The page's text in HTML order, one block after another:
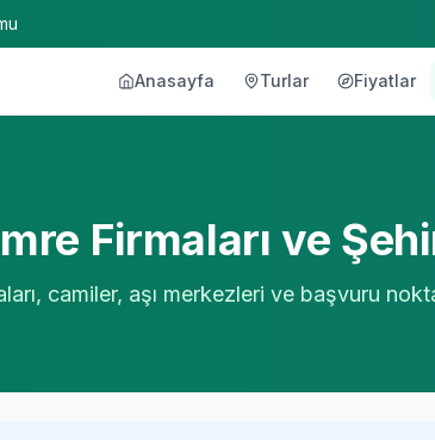
Anasayfa Turlar Fiyatlar
Firmaları ve
camiler, aşı merkezleri ve başvuru